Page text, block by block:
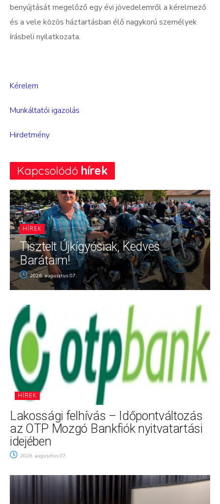
benyújtását megelőző egy évi jövedelemrőla kérelmező
és a vele közös háztartásban élő nagykorú személyek
írásbeli nyilatkozata.
Kérelem
Munkáltatói igazolás
Hirdetmény
Kapcsolódó hírek
HÍREK
Tisztelt Újkígyósiak, Kedves
Barátaim!
2026. augusztus 07.
HÍREK
Lakossági felhívás – Időpontváltozás
az OTP Mozgó Bankfiók nyitvatartási
idejében
2026. augusztus 07.